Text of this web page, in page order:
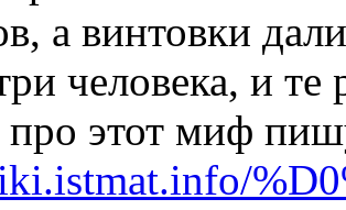
а винтовки
человека, и те
про этот миф